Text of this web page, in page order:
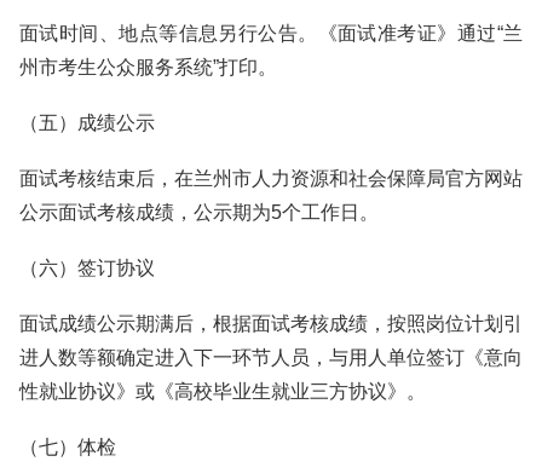
面试时间、地点等信息另行公告。《面试准考证》通过“兰
州市考生公众服务系统”打印。
（五）成绩公示
面试考核结束后，在兰州市人力资源和社会保障局官方网站
公示面试考核成绩，公示期为5个工作日。
（六）签订协议
面试成绩公示期满后，根据面试考核成绩，按照岗位计划引
进人数等额确定进入下一环节人员，与用人单位签订《意向
性就业协议》或《高校毕业生就业三方协议》。
（七）体检